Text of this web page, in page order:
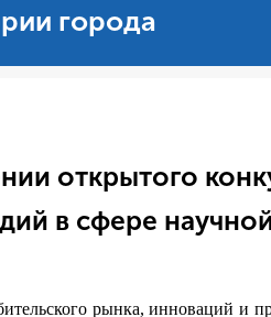
города
открытого
в сфере
рынка, инноваций и